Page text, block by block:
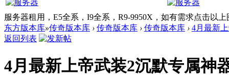
服务器租用，E5全系，I9全系，R9-9950X，如有需求点击以
东方版本库»传奇版本库 › 传奇版本库 › 传奇版本库 › 4月最新
返回列表
4月最新上帝武装2沉默专属神